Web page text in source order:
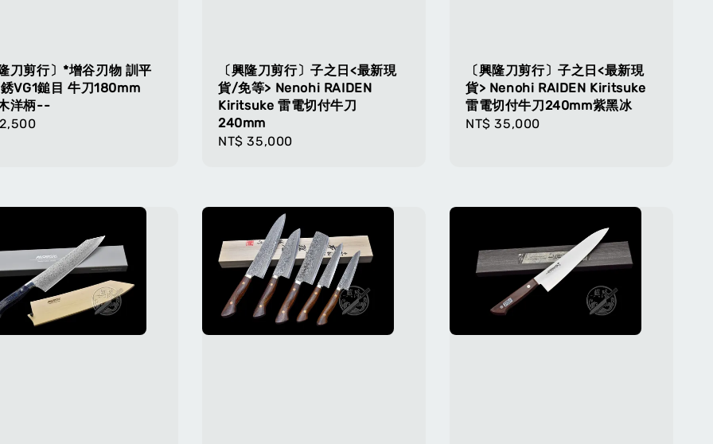
刀剪行〕*增谷刃物 訓平
VG1鎚目 牛刀180mm
洋柄--
〔興隆刀剪行〕子之日<最新現
貨/免等> Nenohi RAIDEN
Kiritsuke 雷電切付牛刀
240mm
Regular
NT$ 35,000
〔興隆刀剪行〕子之日<最新現
貨> Nenohi RAIDEN Kiritsuke
雷電切付牛刀240mm紫黑冰
Regular
NT$ 35,000